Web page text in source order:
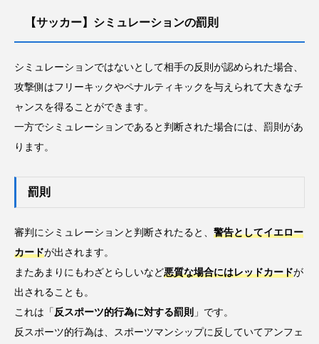
【サッカー】シミュレーションの罰則
シミュレーションではないとして相手の反則が認められた場合、
攻撃側はフリーキックやペナルティキックを与えられて大きなチ
ャンスを得ることができます。
一方でシミュレーションであると判断された場合には、罰則があ
ります。
罰則
審判にシミュレーションと判断されたると、 警告としてイエロー
カードが出されます。
またあまりにもわざとらしいなど悪質な場合にはレッドカードが
出されることも。
これは「反スポーツ的行為に対する罰則 」です。
反スポーツ的行為は、スポーツマンシップに反していてアンフェ